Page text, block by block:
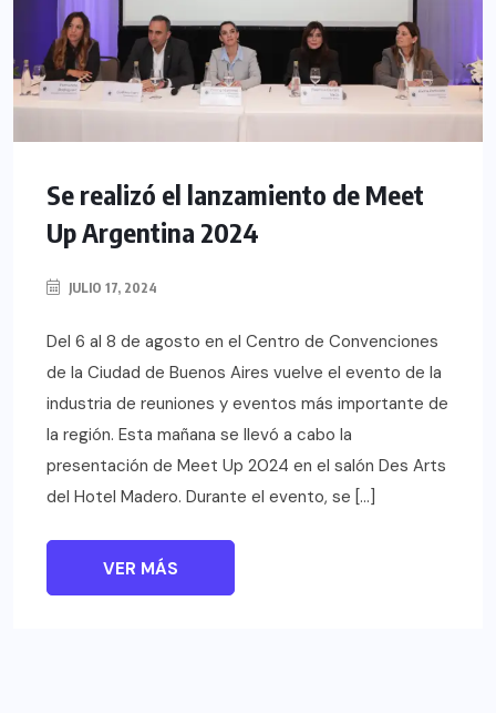
Se realizó el lanzamiento de Meet
Up Argentina 2024
JULIO 17, 2024
Del 6 al 8 de agosto en el Centro de Convenciones
de la Ciudad de Buenos Aires vuelve el evento de la
industria de reuniones y eventos más importante de
la región. Esta mañana se llevó a cabo la
presentación de Meet Up 2024 en el salón Des Arts
del Hotel Madero. Durante el evento, se […]
VER MÁS